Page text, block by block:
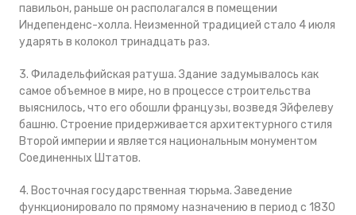
павильон, раньше он располагался в помещении
Индепенденс-холла. Неизменной традицией стало 4 июля
ударять в колокол тринадцать раз.
3. Филадельфийская ратуша. Здание задумывалось как
самое объемное в мире, но в процессе строительства
выяснилось, что его обошли французы, возведя Эйфелеву
башню. Строение придерживается архитектурного стиля
Второй империи и является национальным монументом
Соединенных Штатов.
4. Восточная государственная тюрьма. Заведение
функционировало по прямому назначению в период с 1830